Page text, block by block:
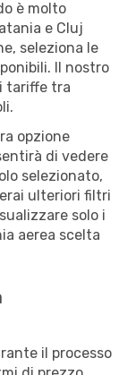
è molto
e Cluj
seleziona le
Il nostro
tariffe tra
opzione
di vedere
selezionato,
ulteriori filtri
solo i
aerea scelta
il processo